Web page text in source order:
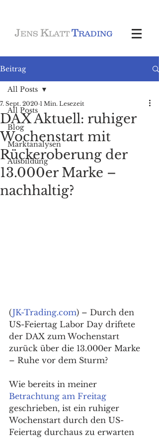
JENS KLATT TRADING
Beitrag
All Posts
Blog
Marktanalysen
Ausbildung
All Posts
DAX Aktuell: ruhiger
Wochenstart mit
Rückeroberung der
13.000er Marke –
nachhaltig?
7. Sept. 2020 1 Min. Lesezeit
(JK-Trading.com) – Durch den
US-Feiertag Labor Day driftete
der DAX zum Wochenstart
zurück über die 13.000er Marke
– Ruhe vor dem Sturm?
Wie bereits in meiner
Betrachtung am Freitag
geschrieben, ist ein ruhiger
Wochenstart durch den US-
Feiertag durchaus zu erwarten